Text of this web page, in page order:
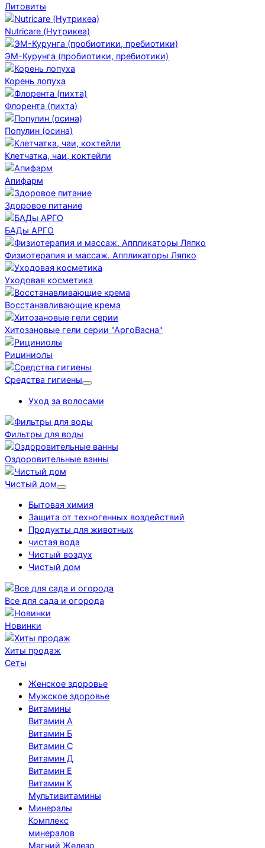
Литовиты
Nutricare (Нутрикеа)
ЭМ-Курунга (пробиотики, пребиотики)
Корень лопуха
Флорента (пихта)
Популин (осина)
Клетчатка, чаи, коктейли
Апифарм
Здоровое питание
БАДы АРГО
Физиотерапия и массаж. Аппликаторы Ляпко
Уходовая косметика
Восстанавливающие крема
Хитозановые гели серии "АргоВасна"
Рициниолы
Средства гигиены
Уход за волосами
Фильтры для воды
Оздоровительные ванны
Чистый дом
Бытовая химия
Защита от техногенных воздействий
Продукты для животных
чистая вода
Чистый воздух
Чистый дом
Все для сада и огорода
Новинки
Хиты продаж
Сеты
Женское здоровье
Мужское здоровье
Витамины
Витамин А
Витамин Б
Витамин С
Витамин Д
Витамин Е
Витамин К
Мультивитамины
Минералы
Комплекс
минералов
Магний Железо